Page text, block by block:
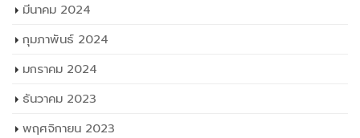
มีนาคม 2024
กุมภาพันธ์ 2024
มกราคม 2024
ธันวาคม 2023
พฤศจิกายน 2023